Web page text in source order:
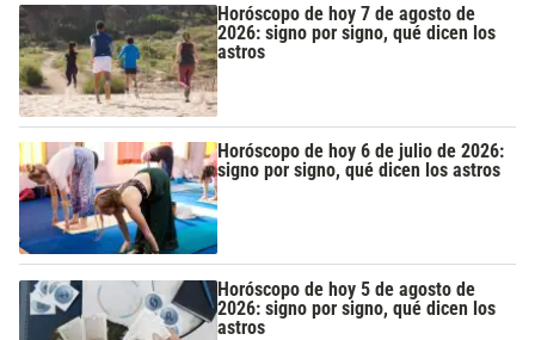
Horóscopo de hoy 7 de agosto de
2026: signo por signo, qué dicen los
astros
Horóscopo de hoy 6 de julio de 2026:
signo por signo, qué dicen los astros
Horóscopo de hoy 5 de agosto de
2026: signo por signo, qué dicen los
astros